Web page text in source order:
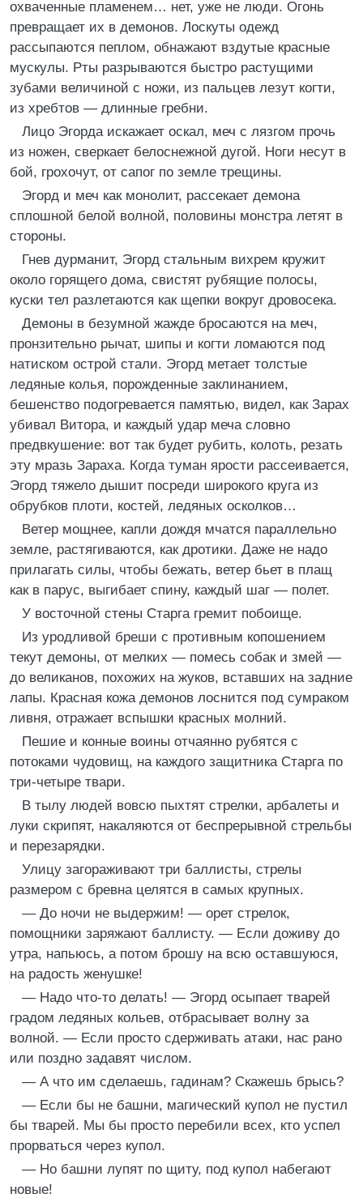
охваченные пламенем… нет, уже не люди. Огонь
превращает их в демонов. Лоскуты одежд
рассыпаются пеплом, обнажают вздутые красные
мускулы. Рты разрываются быстро растущими
зубами величиной с ножи, из пальцев лезут когти,
из хребтов — длинные гребни.
Лицо Эгорда искажает оскал, меч с лязгом прочь
из ножен, сверкает белоснежной дугой. Ноги несут в
бой, грохочут, от сапог по земле трещины.
Эгорд и меч как монолит, рассекает демона
сплошной белой волной, половины монстра летят в
стороны.
Гнев дурманит, Эгорд стальным вихрем кружит
около горящего дома, свистят рубящие полосы,
куски тел разлетаются как щепки вокруг дровосека.
Демоны в безумной жажде бросаются на меч,
пронзительно рычат, шипы и когти ломаются под
натиском острой стали. Эгорд метает толстые
ледяные колья, порожденные заклинанием,
бешенство подогревается памятью, видел, как Зарах
убивал Витора, и каждый удар меча словно
предвкушение: вот так будет рубить, колоть, резать
эту мразь Зараха. Когда туман ярости рассеивается,
Эгорд тяжело дышит посреди широкого круга из
обрубков плоти, костей, ледяных осколков…
Ветер мощнее, капли дождя мчатся параллельно
земле, растягиваются, как дротики. Даже не надо
прилагать силы, чтобы бежать, ветер бьет в плащ
как в парус, выгибает спину, каждый шаг — полет.
У восточной стены Старга гремит побоище.
Из уродливой бреши с противным копошением
текут демоны, от мелких — помесь собак и змей —
до великанов, похожих на жуков, вставших на задние
лапы. Красная кожа демонов лоснится под сумраком
ливня, отражает вспышки красных молний.
Пешие и конные воины отчаянно рубятся с
потоками чудовищ, на каждого защитника Старга по
три-четыре твари.
В тылу людей вовсю пыхтят стрелки, арбалеты и
луки скрипят, накаляются от беспрерывной стрельбы
и перезарядки.
Улицу загораживают три баллисты, стрелы
размером с бревна целятся в самых крупных.
— До ночи не выдержим! — орет стрелок,
помощники заряжают баллисту. — Если доживу до
утра, напьюсь, а потом брошу на всю оставшуюся,
на радость женушке!
— Надо что-то делать! — Эгорд осыпает тварей
градом ледяных кольев, отбрасывает волну за
волной. — Если просто сдерживать атаки, нас рано
или поздно задавят числом.
— А что им сделаешь, гадинам? Скажешь брысь?
— Если бы не башни, магический купол не пустил
бы тварей. Мы бы просто перебили всех, кто успел
прорваться через купол.
— Но башни лупят по щиту, под купол набегают
новые!